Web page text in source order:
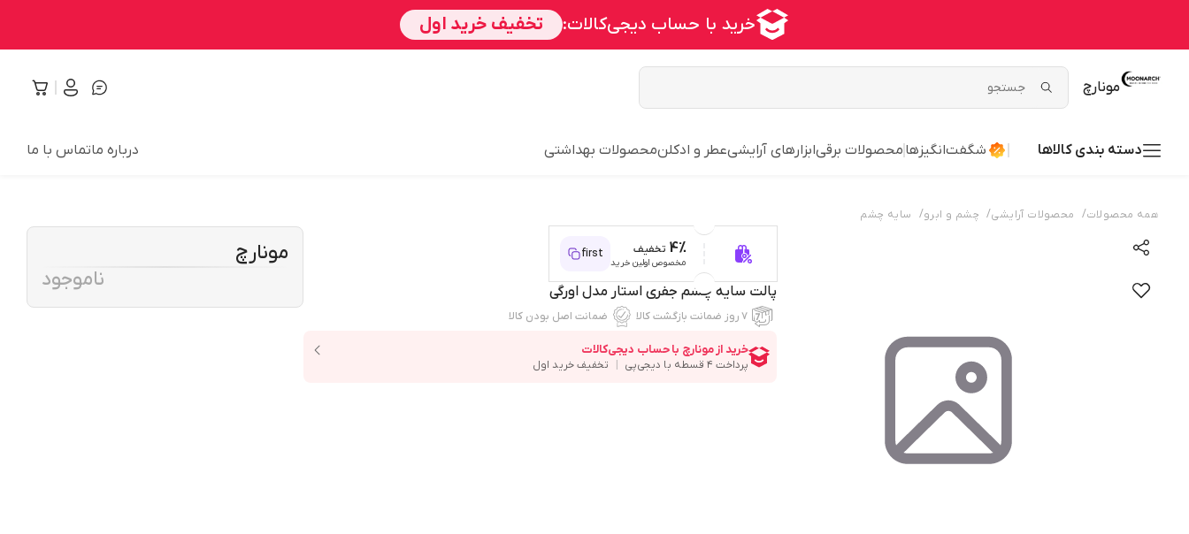
مونارچ
دسته بندی کالاها شگفت‌انگیزها محصولات برقیابزارهای آرایشیعطر و ادکلنمحصولات بهداشتی درباره ماتماس با ما
همه محصولات/ محصولات آرایشی/ چشم و ابرو/ سایه چشم
4% تخفیف
مخصوص اولین خرید
first
پالت سایه چشم جفری استار مدل اورگی
۷ روز ضمانت بازگشت کالا ضمانت اصل بودن کالا
مونارچ
ناموجود